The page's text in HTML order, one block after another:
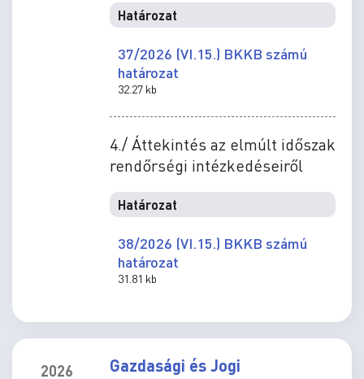
Határozat
37/2026 (VI.15.) BKKB számú
határozat
32.27 kb
4./ Áttekintés az elmúlt időszak
rendőrségi intézkedéseiről
Határozat
38/2026 (VI.15.) BKKB számú
határozat
31.81 kb
2026
Gazdasági és Jogi